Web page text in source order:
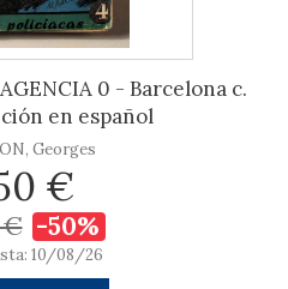
0 - Barcelona c.
en español
Georges
€
€ -50%
10/08/26